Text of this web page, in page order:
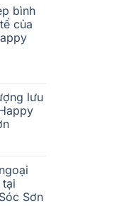
bình
của
lưu
Sơn